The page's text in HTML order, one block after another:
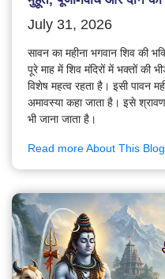
July 31, 2026
सावन का महीना भगवान शिव की
पूरे माह में शिव मंदिरों में भक्तों
विशेष महत्व रहता है। इसी पावन
अमावस्या कहा जाता है। इसे
भी जाना जाता है।
Read more About This